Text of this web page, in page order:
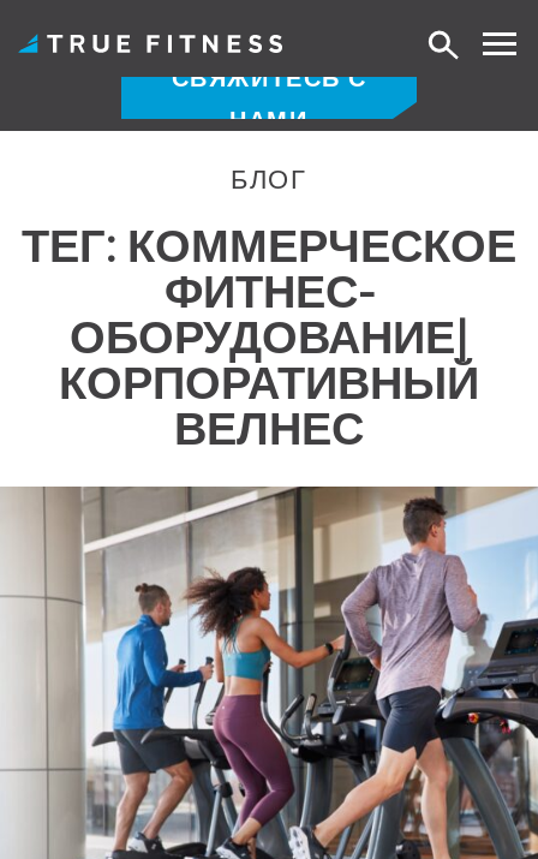
СВЯЖИТЕСЬ С
НАМИ
Поиск
БЛОГ
ТЕГ: КОММЕРЧЕСКОЕ
ФИТНЕС-
ОБОРУДОВАНИЕ|
КОРПОРАТИВНЫЙ
ВЕЛНЕС